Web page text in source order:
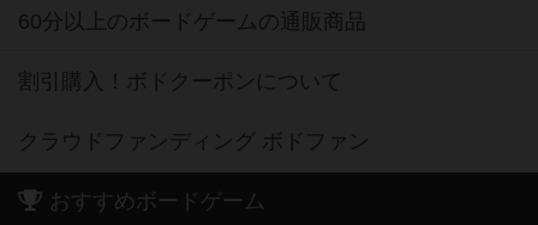
60分以上のボードゲームの通販商品
割引購入！ボドクーポンについて
クラウドファンディング ボドファン
おすすめボードゲーム